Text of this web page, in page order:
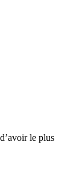
le plus